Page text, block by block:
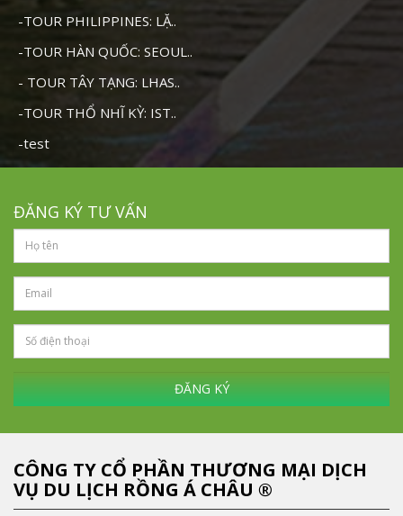
-TOUR PHILIPPINES: LẶ..
-TOUR HÀN QUỐC: SEOUL..
- TOUR TÂY TẠNG: LHAS..
-TOUR THỔ NHĨ KỲ: IST..
-test
ĐĂNG KÝ TƯ VẤN
ĐĂNG KÝ
CÔNG TY CỔ PHẦN THƯƠNG MẠI DỊCH
VỤ DU LỊCH RỒNG Á CHÂU ®